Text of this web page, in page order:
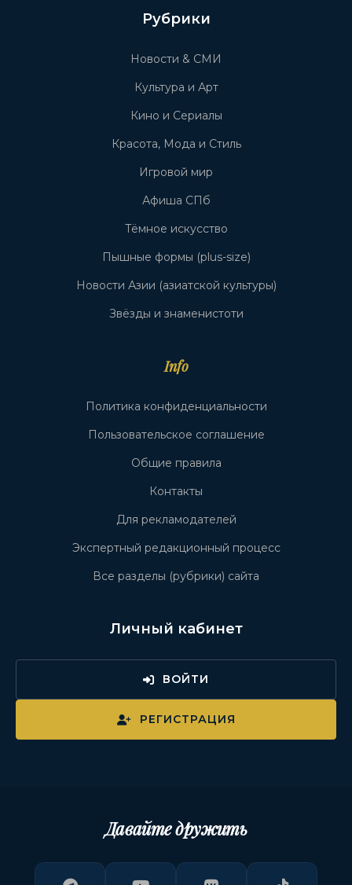
Рубрики
Новости & СМИ
Культура и Арт
Кино и Сериалы
Красота, Мода и Стиль
Игровой мир
Афиша СПб
Тёмное искусство
Пышные формы (plus-size)
Новости Азии (азиатской культуры)
Звёзды и знаменистоти
Info
Политика конфиденциальности
Пользовательское соглашение
Общие правила
Контакты
Для рекламодателей
Экспертный редакционный процесс
Все разделы (рубрики) сайта
Личный кабинет
ВОЙТИ
РЕГИСТРАЦИЯ
Давайте дружить